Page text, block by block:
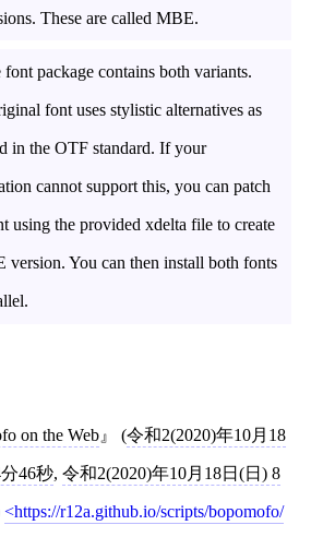
These are called MBE.
font package contains both variants.
font uses stylistic alternatives as
in the OTF standard. If your
cannot support this, you can patch
using the provided xdelta file to create
version. You can then install both fonts
on the Web (令和2(2020)年10月18
46秒, 令和2(2020)年10月18日(日) 8
https://r12a.github.io/scripts/bopomofo/